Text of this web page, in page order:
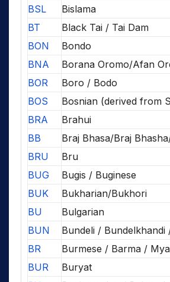
BSL
Bislama
BT
Black Tai / Tai Dam
BON
Bondo
BNA
Borana Oromo/Afan
BOR
Boro / Bodo
BOS
Bosnian (derived from
BRA
Brahui
BB
Braj Bhasa/Braj
BRU
Bru
BUG
Bugis / Buginese
BUK
Bukharian/Bukhori
BU
Bulgarian
BUN
Bundeli / Bundelkhandi
BR
Burmese / Barma /
BUR
Buryat